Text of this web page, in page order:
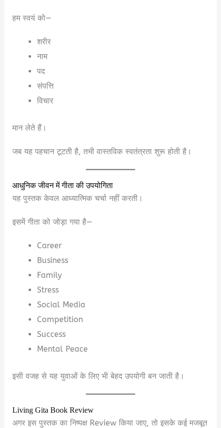
हम स्वयं को—
शरीर
नाम
पद
संपत्ति
विचार
मान लेते हैं।
जब यह पहचान टूटती है, तभी वास्तविक स्वतंत्रता शुरू होती है।
आधुनिक जीवन में गीता की उपयोगिता
यह पुस्तक केवल आध्यात्मिक चर्चा नहीं करती।
इसमें गीता को जोड़ा गया है—
Career
Business
Family
Stress
Social Media
Competition
Success
Mental Peace
इसी वजह से यह युवाओं के लिए भी बेहद उपयोगी बन जाती है।
Living Gita Book Review
अगर इस पुस्तक का निष्पक्ष Review किया जाए, तो इसके कई मजबूत